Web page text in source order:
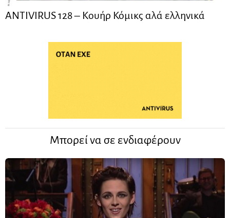
ANTIVIRUS 128 – Kουήρ Κόμικς αλά ελληνικά
Μπορεί να σε ενδιαφέρουν